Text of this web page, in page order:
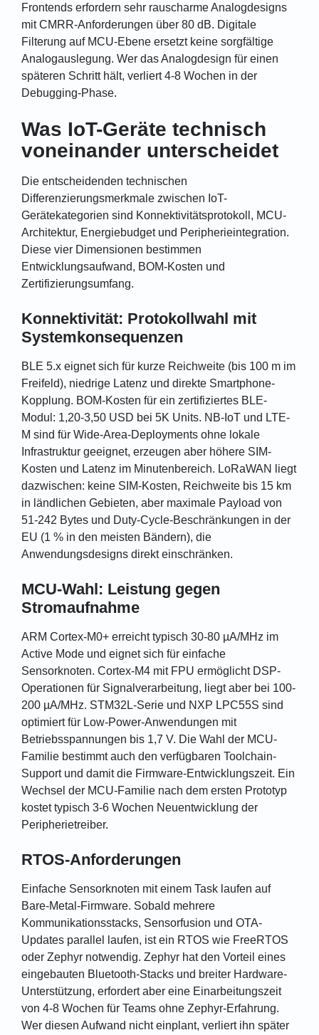
Frontends erfordern sehr rauscharme Analogdesigns
mit CMRR-Anforderungen über 80 dB. Digitale
Filterung auf MCU-Ebene ersetzt keine sorgfältige
Analogauslegung. Wer das Analogdesign für einen
späteren Schritt hält, verliert 4-8 Wochen in der
Debugging-Phase.
Was IoT-Geräte technisch
voneinander unterscheidet
Die entscheidenden technischen
Differenzierungsmerkmale zwischen IoT-
Gerätekategorien sind Konnektivitätsprotokoll, MCU-
Architektur, Energiebudget und Peripherieintegration.
Diese vier Dimensionen bestimmen
Entwicklungsaufwand, BOM-Kosten und
Zertifizierungsumfang.
Konnektivität: Protokollwahl mit
Systemkonsequenzen
BLE 5.x eignet sich für kurze Reichweite (bis 100 m im
Freifeld), niedrige Latenz und direkte Smartphone-
Kopplung. BOM-Kosten für ein zertifiziertes BLE-
Modul: 1,20-3,50 USD bei 5K Units. NB-IoT und LTE-
M sind für Wide-Area-Deployments ohne lokale
Infrastruktur geeignet, erzeugen aber höhere SIM-
Kosten und Latenz im Minutenbereich. LoRaWAN liegt
dazwischen: keine SIM-Kosten, Reichweite bis 15 km
in ländlichen Gebieten, aber maximale Payload von
51-242 Bytes und Duty-Cycle-Beschränkungen in der
EU (1 % in den meisten Bändern), die
Anwendungsdesigns direkt einschränken.
MCU-Wahl: Leistung gegen
Stromaufnahme
ARM Cortex-M0+ erreicht typisch 30-80 µA/MHz im
Active Mode und eignet sich für einfache
Sensorknoten. Cortex-M4 mit FPU ermöglicht DSP-
Operationen für Signalverarbeitung, liegt aber bei 100-
200 µA/MHz. STM32L-Serie und NXP LPC55S sind
optimiert für Low-Power-Anwendungen mit
Betriebsspannungen bis 1,7 V. Die Wahl der MCU-
Familie bestimmt auch den verfügbaren Toolchain-
Support und damit die Firmware-Entwicklungszeit. Ein
Wechsel der MCU-Familie nach dem ersten Prototyp
kostet typisch 3-6 Wochen Neuentwicklung der
Peripherietreiber.
RTOS-Anforderungen
Einfache Sensorknoten mit einem Task laufen auf
Bare-Metal-Firmware. Sobald mehrere
Kommunikationsstacks, Sensorfusion und OTA-
Updates parallel laufen, ist ein RTOS wie FreeRTOS
oder Zephyr notwendig. Zephyr hat den Vorteil eines
eingebauten Bluetooth-Stacks und breiter Hardware-
Unterstützung, erfordert aber eine Einarbeitungszeit
von 4-8 Wochen für Teams ohne Zephyr-Erfahrung.
Wer diesen Aufwand nicht einplant, verliert ihn später